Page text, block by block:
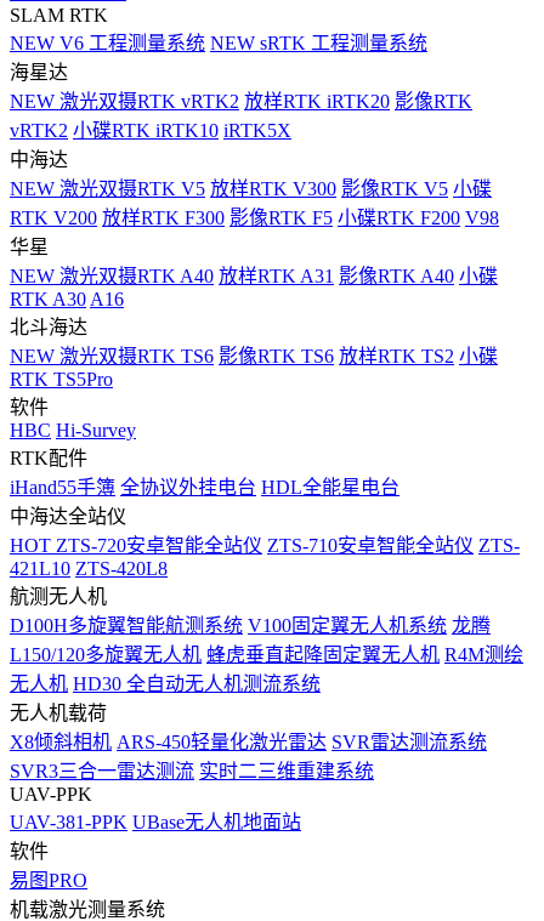
SLAM RTK
NEW V6 工程测量系统 NEW sRTK 工程测量系统
海星达
NEW 激光双摄RTK vRTK2 放样RTK iRTK20 影像RTK
vRTK2 小碟RTK iRTK10 iRTK5X
中海达
NEW 激光双摄RTK V5 放样RTK V300 影像RTK V5 小碟
RTK V200 放样RTK F300 影像RTK F5 小碟RTK F200 V98
华星
NEW 激光双摄RTK A40 放样RTK A31 影像RTK A40 小碟
RTK A30 A16
北斗海达
NEW 激光双摄RTK TS6 影像RTK TS6 放样RTK TS2 小碟
RTK TS5Pro
软件
HBC Hi-Survey
RTK配件
iHand55手簿 全协议外挂电台 HDL全能星电台
中海达全站仪
HOT ZTS-720安卓智能全站仪 ZTS-710安卓智能全站仪 ZTS-
421L10 ZTS-420L8
航测无人机
D100H多旋翼智能航测系统 V100固定翼无人机系统 龙腾
L150/120多旋翼无人机 蜂虎垂直起降固定翼无人机 R4M测绘
无人机 HD30 全自动无人机测流系统
无人机载荷
X8倾斜相机 ARS-450轻量化激光雷达 SVR雷达测流系统
SVR3三合一雷达测流 实时二三维重建系统
UAV-PPK
UAV-381-PPK UBase无人机地面站
软件
易图PRO
机载激光测量系统